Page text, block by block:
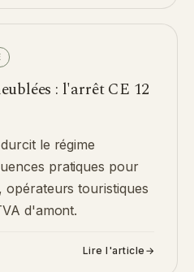
: l'arrêt CE 12
le régime
pratiques pour
opérateurs touristiques
d'amont.
Lire l'article →